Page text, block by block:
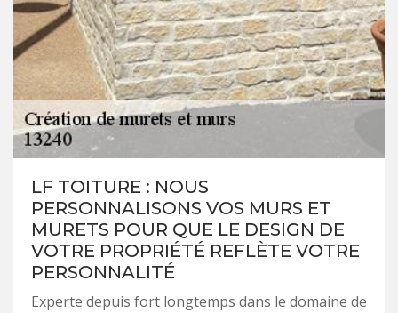
LF TOITURE : NOUS
PERSONNALISONS VOS MURS ET
MURETS POUR QUE LE DESIGN DE
VOTRE PROPRIÉTÉ REFLÈTE VOTRE
PERSONNALITÉ
Experte depuis fort longtemps dans le domaine de